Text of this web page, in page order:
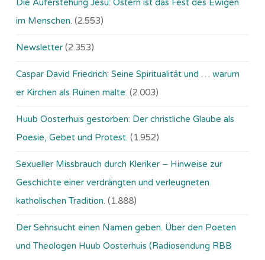
Die Auferstehung Jesu: Ostern ist das Fest des Ewigen
im Menschen. (2.553)
Newsletter (2.353)
Caspar David Friedrich: Seine Spiritualität und … warum
er Kirchen als Ruinen malte. (2.003)
Huub Oosterhuis gestorben: Der christliche Glaube als
Poesie, Gebet und Protest. (1.952)
Sexueller Missbrauch durch Kleriker – Hinweise zur
Geschichte einer verdrängten und verleugneten
katholischen Tradition. (1.888)
Der Sehnsucht einen Namen geben. Über den Poeten
und Theologen Huub Oosterhuis (Ra­dio­sen­dung RBB